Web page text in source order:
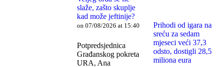
slaže, zašto skuplje
kad može jeftinije?
on 07/08/2026 at 15:40
Potpredsjednica
Građanskog pokreta
URA, Ana
Prihodi od igara na
sreću za sedam
mjeseci veći 37,3
odsto, dostigli 28,5
miliona eura